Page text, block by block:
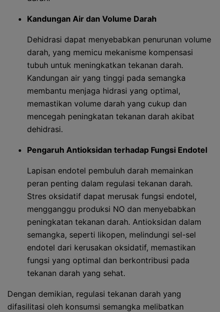
Kandungan Air dan Volume Darah
Dehidrasi dapat menyebabkan penurunan volume
darah, yang memicu mekanisme kompensasi
tubuh untuk meningkatkan tekanan darah.
Kandungan air yang tinggi pada semangka
membantu menjaga hidrasi yang optimal,
memastikan volume darah yang cukup dan
mencegah peningkatan tekanan darah akibat
dehidrasi.
Pengaruh Antioksidan terhadap Fungsi Endotel
Lapisan endotel pembuluh darah memainkan
peran penting dalam regulasi tekanan darah.
Stres oksidatif dapat merusak fungsi endotel,
mengganggu produksi NO dan menyebabkan
peningkatan tekanan darah. Antioksidan dalam
semangka, seperti likopen, melindungi sel-sel
endotel dari kerusakan oksidatif, memastikan
fungsi yang optimal dan berkontribusi pada
tekanan darah yang sehat.
Dengan demikian, regulasi tekanan darah yang
difasilitasi oleh konsumsi semangka melibatkan